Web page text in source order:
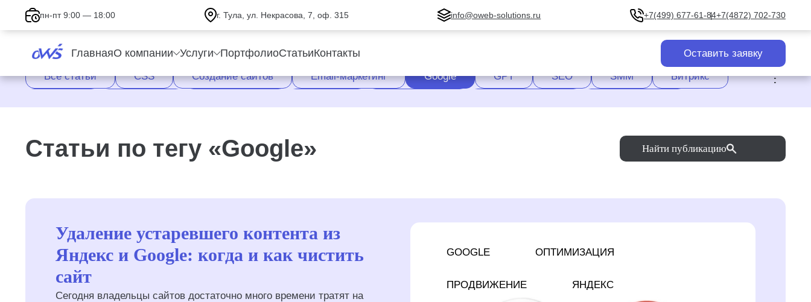
пн-пт 9:00 — 18:00 г. Тула, ул. Некрасова, 7, оф. 315 info@oweb-solutions.ru +7(499) 677-61-84+7(4872) 702-730
ГлавнаяО компании Услуги ПортфолиоСтатьиКонтакты Оставить заявку
Все статьи CSS Cоздание сайтов Email-маркетинг Google GPT SEO SMM Битрикс .
Статьи по тегу «Google» Найти публикацию
Удаление устаревшего контента из
Яндекс и Google: когда и как чистить
сайт
Сегодня владельцы сайтов достаточно много времени тратят на
GOOGLE ОПТИМИЗАЦИЯ
ПРОДВИЖЕНИЕ ЯНДЕКС